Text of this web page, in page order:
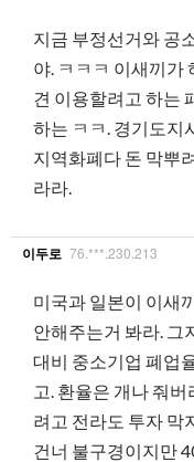
지금 부정선거와 공
야. ㅋㅋㅋ 이새끼가
견 이용할려고 하는
하는 ㅋㅋ. 경기도지
지역화폐다 돈 막뿌
라라.
이두로 76.***.230.213
미국과 일본이 이새
안해주는거 봐라. 그
대비 중소기업 폐업
고. 환율은 개나 줘
려고 전라도 투자 막
건너 불구경이지만